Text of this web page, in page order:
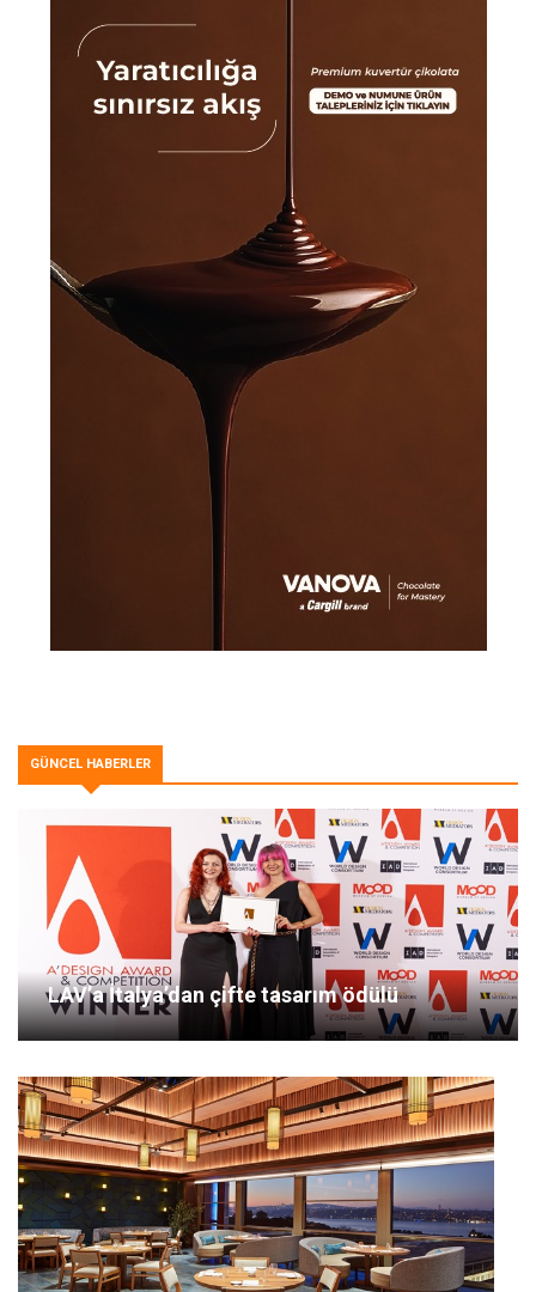
GÜNCEL HABERLER
LAV’a İtalya’dan çifte tasarım ödülü